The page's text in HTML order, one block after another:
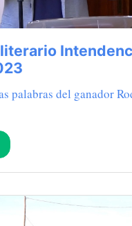
palabras del ganador